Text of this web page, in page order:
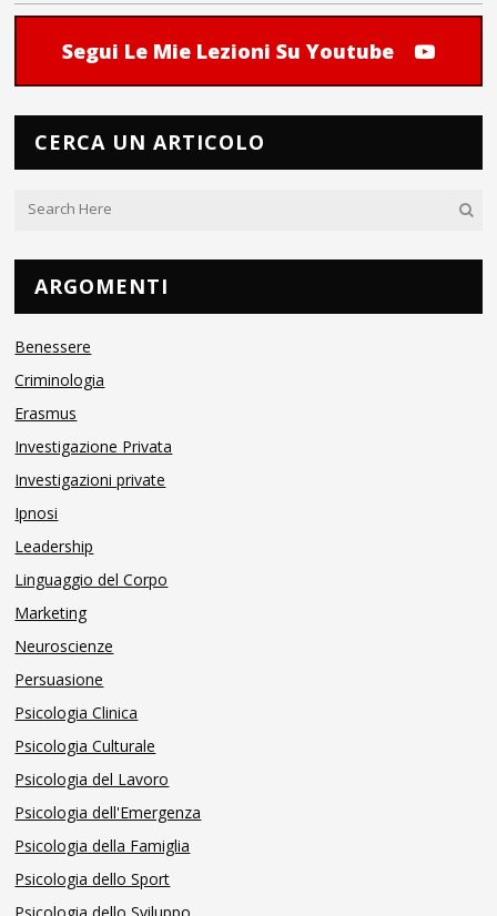
Segui Le Mie Lezioni Su Youtube
CERCA UN ARTICOLO
ARGOMENTI
Benessere
Criminologia
Erasmus
Investigazione Privata
Investigazioni private
Ipnosi
Leadership
Linguaggio del Corpo
Marketing
Neuroscienze
Persuasione
Psicologia Clinica
Psicologia Culturale
Psicologia del Lavoro
Psicologia dell'Emergenza
Psicologia della Famiglia
Psicologia dello Sport